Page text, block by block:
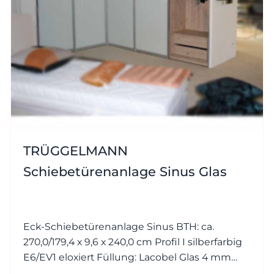
TRÜGGELMANN
Schiebetürenanlage Sinus Glas
Eck-Schiebetürenanlage Sinus BTH: ca.
270,0/179,4 x 9,6 x 240,0 cm Profil I silberfarbig
E6/EV1 eloxiert Füllung: Lacobel Glas 4 mm